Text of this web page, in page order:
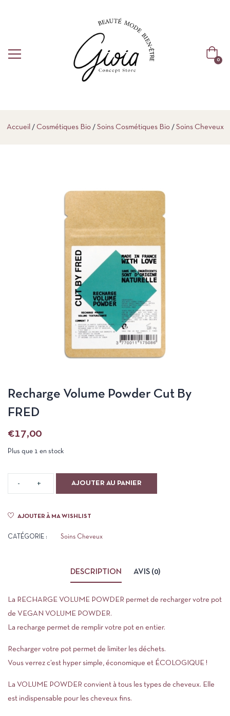
0
Accueil Cosmétiques Bio Soins Cosmétiques Bio Soins Cheveux
Recharge Volume Powder Cut By
FRED
€17,00
Plus que 1 en stock
AJOUTER AU PANIER
AJOUTER À MA WISHLIST
CATÉGORIE : Soins Cheveux
DESCRIPTION AVIS (0)
La RECHARGE VOLUME POWDER permet de recharger votre pot
de VEGAN VOLUME POWDER.
La recharge permet de remplir votre pot en entier.
Recharger votre pot permet de limiter les déchets.
Vous verrez c’est hyper simple, économique et ÉCOLOGIQUE !
La VOLUME POWDER convient à tous les types de cheveux. Elle
est indispensable pour les cheveux fins.